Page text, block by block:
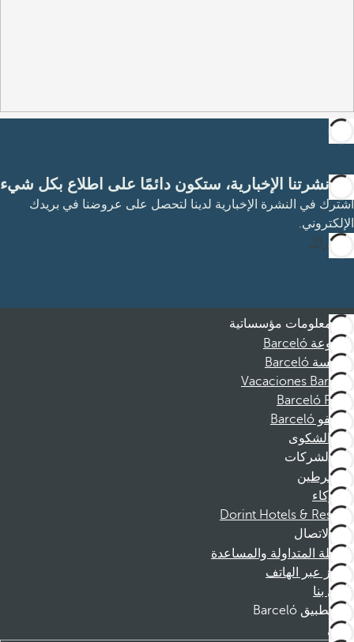
مع نشرتنا الإخبارية، ستكون دائمًا على اطلاع بكل شيء
اشترك في النشرة الإخبارية لدينا لتحصل على عروضنا في بريدك
الإلكتروني.
الاشتراك
معلومات مؤسساتية
مجموعة Barceló
مؤسسة Barceló
Vacaciones Barceló
Barceló Films
موظفو Barceló
قناة الشكوى
الشركات
المنخرطين
الشركاء
Dorint Hotels & Resorts
الاتصال
الأسئلة المتداولة والمساعدة
الحجز عبر الهاتف
اتصل بنا
تطبيق Barceló
تنزيل